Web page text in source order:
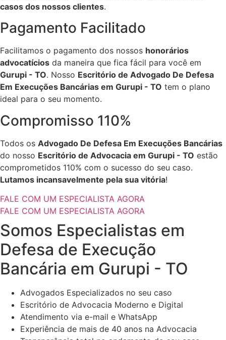
casos dos nossos clientes.
Pagamento Facilitado
Facilitamos o pagamento dos nossos honorários
advocatícios da maneira que fica fácil para você em
Gurupi - TO. Nosso Escritório de Advogado De Defesa
Em Execuções Bancárias em Gurupi - TO tem o plano
ideal para o seu momento.
Compromisso 110%
Todos os Advogado De Defesa Em Execuções Bancárias
do nosso Escritório de Advocacia em Gurupi - TO estão
comprometidos 110% com o sucesso do seu caso.
Lutamos incansavelmente pela sua vitória!
FALE COM UM ESPECIALISTA AGORA
FALE COM UM ESPECIALISTA AGORA
Somos Especialistas em
Defesa de Execução
Bancária em Gurupi - TO
Advogados Especializados no seu caso
Escritório de Advocacia Moderno e Digital
Atendimento via e-mail e WhatsApp
Experiência de mais de 40 anos na Advocacia